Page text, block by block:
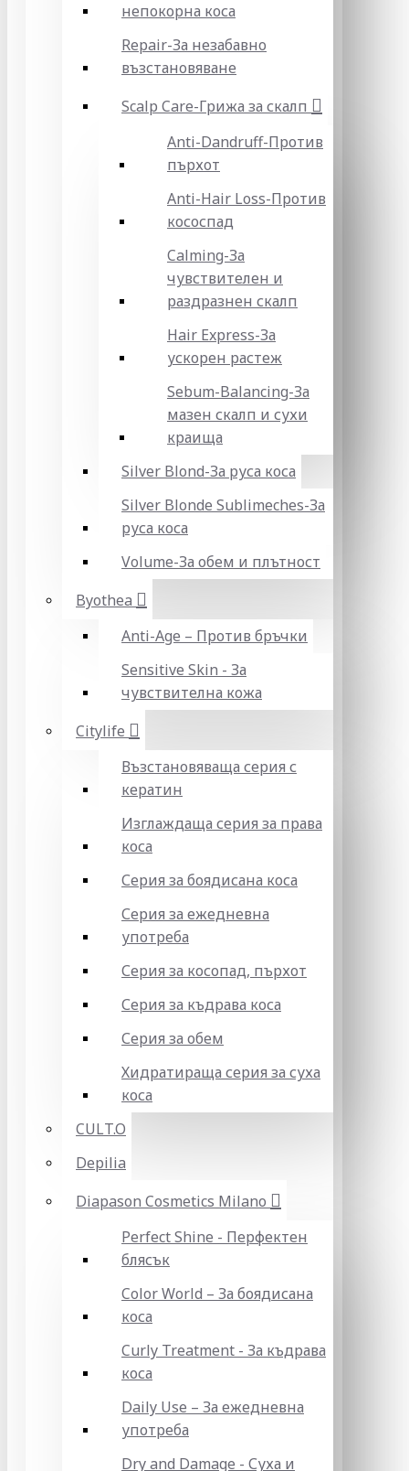
непокорна коса
Repair-За незабавно
възстановяване
Scalp Care-Грижа за скалп
Anti-Dandruff-Против
пърхот
Anti-Hair Loss-Против
кососпад
Calming-За
чувствителен и
раздразнен скалп
Hair Express-За
ускорен растеж
Sebum-Balancing-За
мазен скалп и сухи
краища
Silver Blond-За руса коса
Silver Blonde Sublіmeches-За
руса коса
Volume-За обем и плътност
Byothea
Anti-Age – Против бръчки
Sensitive Skin - За
чувствителна кожа
Citylife
Възстановяваща серия с
кератин
Изглаждаща серия за права
коса
Серия за боядисана коса
Серия за ежедневна
употреба
Серия за косопад, пърхот
Серия за къдрава коса
Серия за обем
Хидратираща серия за суха
коса
CULT.O
Depilia
Diapason Cosmetics Milano
Perfect Shine - Перфектен
блясък
Color World – За боядисана
коса
Curly Treatment - За къдрава
коса
Daily Use – За ежедневна
употреба
Dry and Damage - Суха и